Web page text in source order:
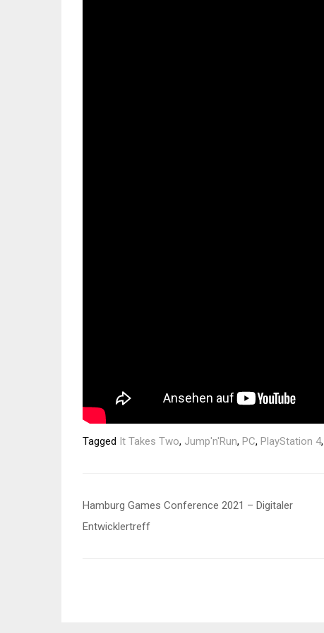
Tagged It Takes Two, Jump'n'Run, PC, PlayStation 4,
Beitragsnavigation
Hamburg Games Conference 2021 – Digitaler
Entwicklertreff